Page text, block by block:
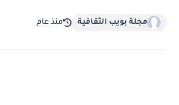
مجلة بويب الثقافية منذ عام